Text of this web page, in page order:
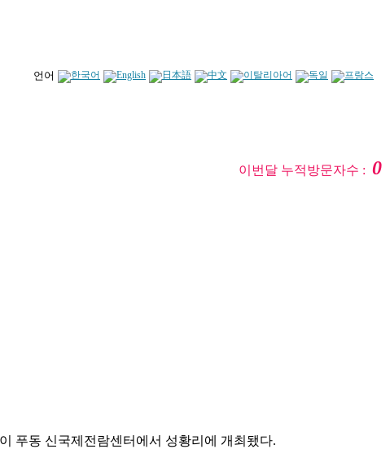
언어
이번달 누적방문자수 :0
푸동 신국제전람센터에서 성황리에 개최됐다.